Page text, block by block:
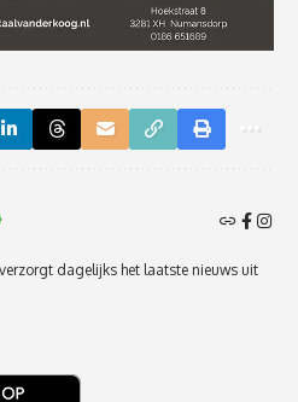
dagelijks het laatste nieuws uit